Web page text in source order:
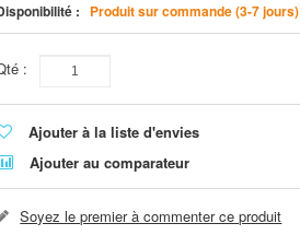
: Produit sur commande (3-7 jours)
:
Ajouter à la liste d'envies
Ajouter au comparateur
Soyez le premier à commenter ce produit